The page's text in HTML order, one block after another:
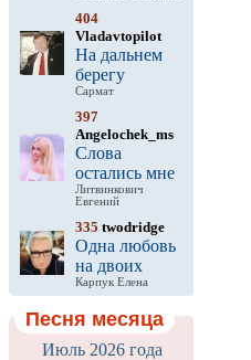
404
Vladavtopilot
На дальнем
берегу
Сармат
397
Angelochek_ms
Слова
остались мне
Литвинкович
Евгений
335 twodridge
Одна любовь
на двоих
Карпук Елена
Песня месяца
Июль 2026 года